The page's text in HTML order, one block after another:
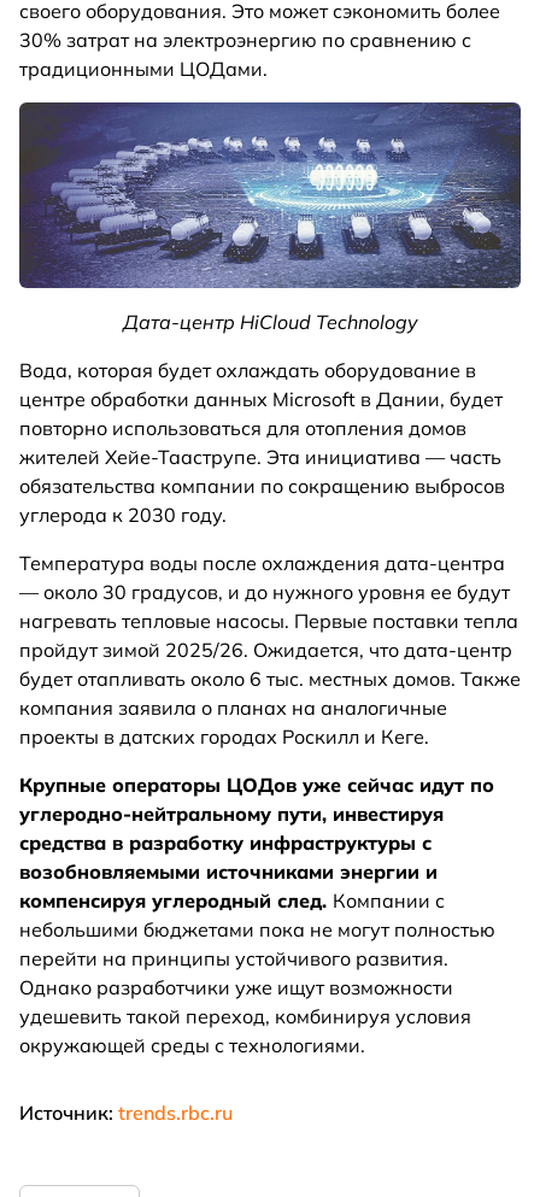
своего оборудования. Это может сэкономить более
30% затрат на электроэнергию по сравнению с
традиционными ЦОДами.
Дата-центр HiCloud Technology
Вода, которая будет охлаждать оборудование в
центре обработки данных Microsoft в Дании, будет
повторно использоваться для отопления домов
жителей Хейе-Тааструпе. Эта инициатива — часть
обязательства компании по сокращению выбросов
углерода к 2030 году.
Температура воды после охлаждения дата-центра
— около 30 градусов, и до нужного уровня ее будут
нагревать тепловые насосы. Первые поставки тепла
пройдут зимой 2025/26. Ожидается, что дата-центр
будет отапливать около 6 тыс. местных домов. Также
компания заявила о планах на аналогичные
проекты в датских городах Роскилл и Кеге.
Крупные операторы ЦОДов уже сейчас идут по
углеродно-нейтральному пути, инвестируя
средства в разработку инфраструктуры с
возобновляемыми источниками энергии и
компенсируя углеродный след. Компании с
небольшими бюджетами пока не могут полностью
перейти на принципы устойчивого развития.
Однако разработчики уже ищут возможности
удешевить такой переход, комбинируя условия
окружающей среды с технологиями.
Источник: trends.rbc.ru